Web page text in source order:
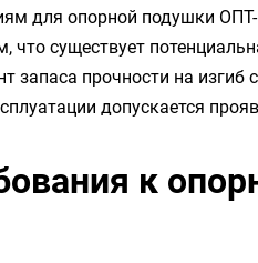
для опорной подушки
что существует
прочности на изгиб
допускается
к